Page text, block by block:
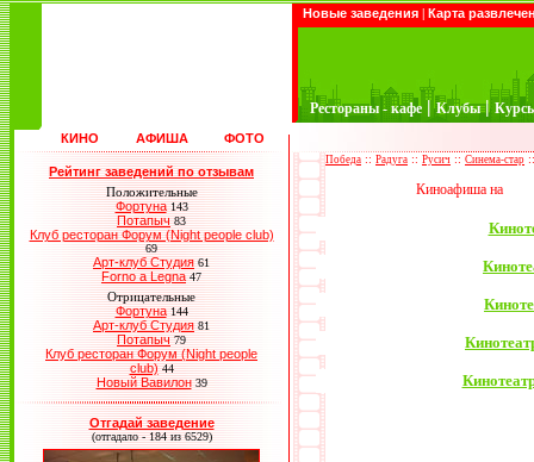
Новые заведения | Карта
Рестораны - кафе | Клубы |
КИНО АФИША ФОТО
Рейтинг заведений по отзывам
Положительные
Фортуна 143
Потапыч 83
Клуб ресторан Форум (Night people club)
69
Арт-клуб Студия 61
Forno a Legna 47
Отрицательные
Фортуна 144
Арт-клуб Студия 81
Потапыч 79
Клуб ресторан Форум (Night people
club) 44
Новый Вавилон 39
Отгадай заведение
(отгадало - 184 из 6529)
Победа :: Радуга :: Русич :: Синема-стар
Киноафиша на